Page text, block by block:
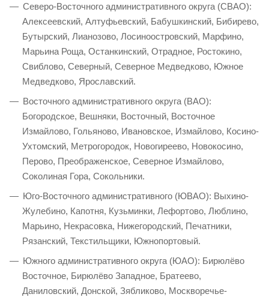
Северо-Восточного административного округа (СВАО):
Алексеевский, Алтуфьевский, Бабушкинский, Бибирево,
Бутырский, Лианозово, Лосиноостровский, Марфино,
Марьина Роща, Останкинский, Отрадное, Ростокино,
Свиблово, Северный, Северное Медведково, Южное
Медведково, Ярославский.
Восточного административного округа (ВАО):
Богородское, Вешняки, Восточный, Восточное
Измайлово, Гольяново, Ивановское, Измайлово, Косино-
Ухтомский, Метрогородок, Новогиреево, Новокосино,
Перово, Преображенское, Северное Измайлово,
Соколиная Гора, Сокольники.
Юго-Восточного административного (ЮВАО): Выхино-
Жулебино, Капотня, Кузьминки, Лефортово, Люблино,
Марьино, Некрасовка, Нижегородский, Печатники,
Рязанский, Текстильщики, Южнопортовый.
Южного административного округа (ЮАО): Бирюлёво
Восточное, Бирюлёво Западное, Братеево,
Даниловский, Донской, Зябликово, Москворечье-